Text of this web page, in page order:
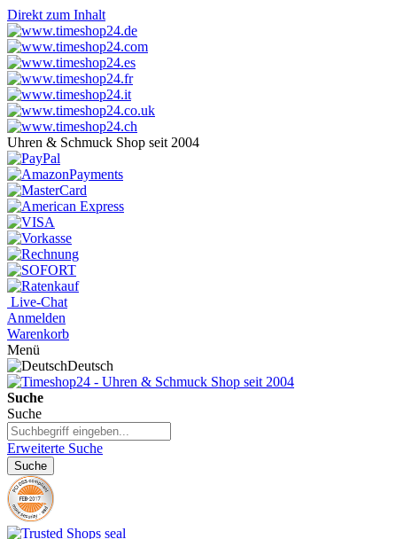
Direkt zum Inhalt
Uhren & Schmuck Shop seit 2004
Live-Chat
Anmelden
Warenkorb
Menü
Deutsch
Suche
Suche
Erweiterte Suche
Suche